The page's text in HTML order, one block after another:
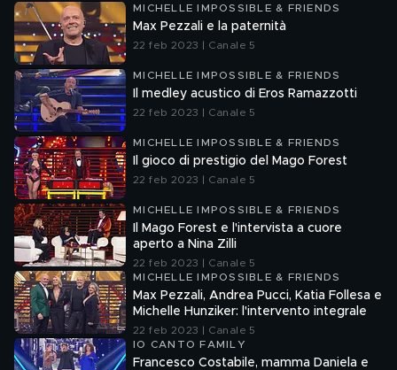
MICHELLE IMPOSSIBLE & FRIENDS
Max Pezzali e la paternità
22 feb 2023 | Canale 5
MICHELLE IMPOSSIBLE & FRIENDS
Il medley acustico di Eros Ramazzotti
22 feb 2023 | Canale 5
MICHELLE IMPOSSIBLE & FRIENDS
Il gioco di prestigio del Mago Forest
22 feb 2023 | Canale 5
MICHELLE IMPOSSIBLE & FRIENDS
Il Mago Forest e l'intervista a cuore
aperto a Nina Zilli
22 feb 2023 | Canale 5
MICHELLE IMPOSSIBLE & FRIENDS
Max Pezzali, Andrea Pucci, Katia Follesa e
Michelle Hunziker: l'intervento integrale
22 feb 2023 | Canale 5
IO CANTO FAMILY
Francesco Costabile, mamma Daniela e